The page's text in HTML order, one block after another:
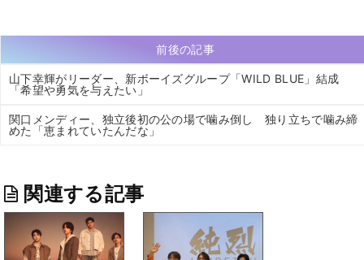
前後の記事
山下幸輝がリーダー、新ボーイズグループ「WILD BLUE」結成
「希望や勇気を与えたい」
関口メンディー、独立後初の公の場で噛み倒し 独り立ちで噛み締
めた「恵まれていたんだな」
関連する記事